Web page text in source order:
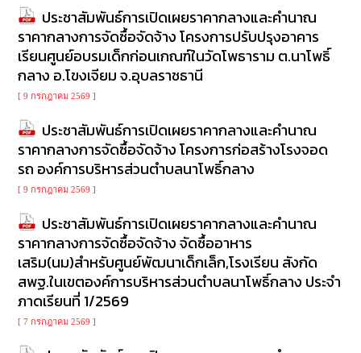
เพื่อ
ป้องกัน
การ
ทุจริต
มาตรการ
ภายใน
ป้องกัน
การ
ทุจริต
ส่ง
เสริม
ความ
โปร่งใส
ท้อง
ถิ่น
ของ
เรา
ประชาสัมพันธ์การเปิดเผยราคากลางและคำนาณ
ราคากลางการจัดซื้อจัดจ้าง โครงการปรับปรุงอาคาร
เรียนศูนย์อบรมเด็กก่อนเกณฑ์ในวัดโพธาราม ต.นาโพธิ์
กลาง อ.โขงเจียม จ.อุบลราชธานี
[ 9 กรกฎาคม 2569 ]
ประชาสัมพันธ์การเปิดเผยราคากลางและคำนาณ
ราคากลางการจัดซื้อจัดจ้าง โครงการก่อสร้างโรงจอด
รถ องค์การบริหารส่วนตำบลนาโพธิ์กลาง
[ 9 กรกฎาคม 2569 ]
ประชาสัมพันธ์การเปิดเผยราคากลางและคำนาณ
ราคากลางการจัดซื้อจัดจ้าง จัดซื้ออาหาร
เสริม(นม)สำหรับศูนย์พัฒนาเด็กเล็ก,โรงเรียน สังกัด
สพฐ.ในเขตองค์การบริหารส่วนตำบลนาโพธิ์กลาง ประจำ
ภาดเรียนที่ 1/2569
[ 7 กรกฎาคม 2569 ]